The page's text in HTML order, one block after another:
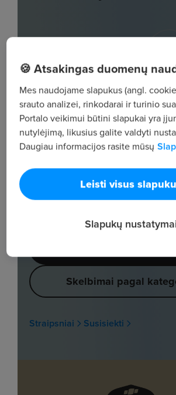
🍪 Atsakingas duomenų
Mes naudojame slapukus (angl.
srauto analizei, rinkodarai ir turinio
Portalo veikimui būtini slapukai yra
nutylėjimą, likusius galite valdyti
Daugiau informacijos rasite mūsų
Leisti visus
Slapukų